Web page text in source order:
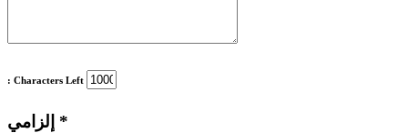
: Characters Left
*